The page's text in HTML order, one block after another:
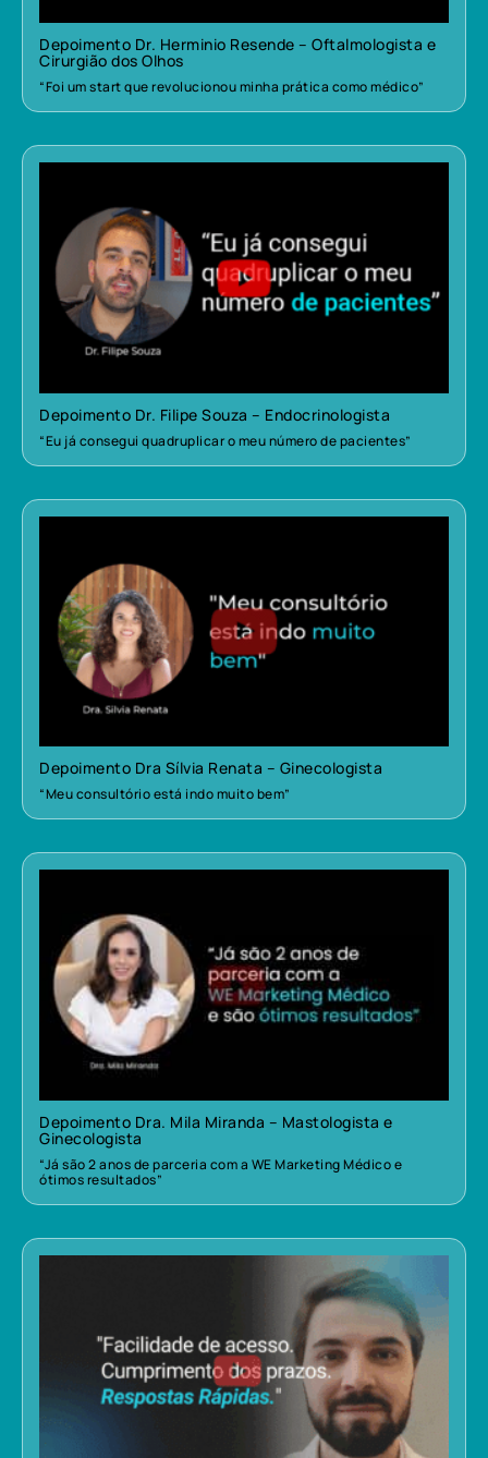
Depoimento Dr. Herminio Resende – Oftalmologista e
Cirurgião dos Olhos
“Foi um start que revolucionou minha prática como médico”
Depoimento Dr. Filipe Souza – Endocrinologista
“Eu já consegui quadruplicar o meu número de pacientes”
Depoimento Dra Sílvia Renata – Ginecologista
“Meu consultório está indo muito bem”
Depoimento Dra. Mila Miranda – Mastologista e
Ginecologista
“Já são 2 anos de parceria com a WE Marketing Médico e
ótimos resultados”